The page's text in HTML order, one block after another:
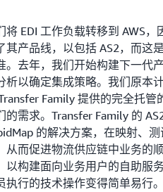
将 EDI 工作负载转移到 AWS，
其产品线，以包括 AS2，而这
。去年，我们开始构建下一代
析以确定集成策略。我们原本
Family 提供的完全托管
的需求。Transfer Family 的
的解决方案，在映射、
从而促进物流供应链中业务的
以构建面向业务用户的自助服
执行的技术操作变得简单易行